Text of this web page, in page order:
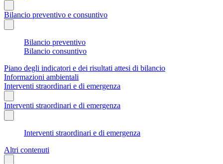
Bilancio preventivo e consuntivo
Bilancio preventivo
Bilancio consuntivo
Piano degli indicatori e dei risultati attesi di bilancio
Informazioni ambientali
Interventi straordinari e di emergenza
Interventi straordinari e di emergenza
Interventi straordinari e di emergenza
Altri contenuti